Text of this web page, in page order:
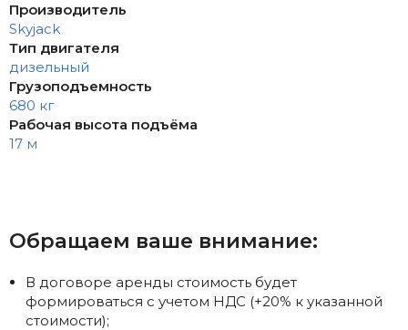
Производитель
Skyjack
Тип двигателя
дизельный
Грузоподъемность
680 кг
Рабочая высота подъёма
17 м
Обращаем ваше внимание:
В договоре аренды стоимость будет
формироваться с учетом НДС (+20% к указанной
стоимости);